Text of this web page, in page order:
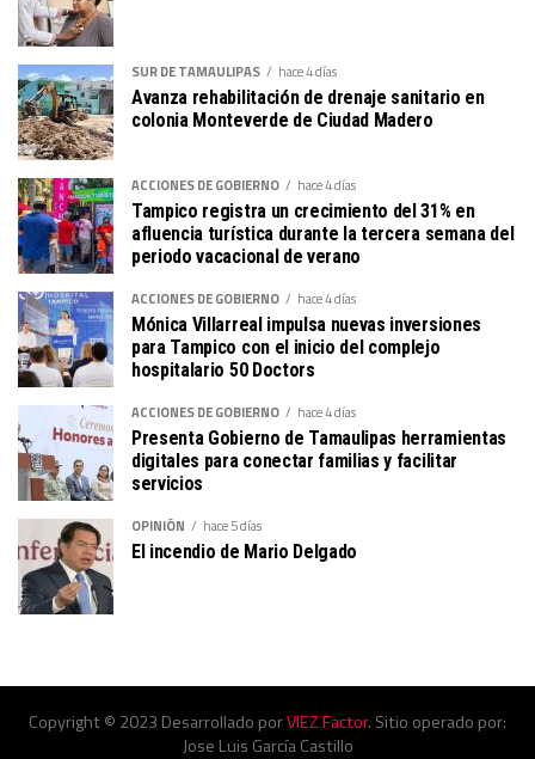
SUR DE TAMAULIPAS hace 4 días
Avanza rehabilitación de drenaje sanitario en
colonia Monteverde de Ciudad Madero
ACCIONES DE GOBIERNO hace 4 días
Tampico registra un crecimiento del 31% en
afluencia turística durante la tercera semana del
periodo vacacional de verano
ACCIONES DE GOBIERNO hace 4 días
Mónica Villarreal impulsa nuevas inversiones
para Tampico con el inicio del complejo
hospitalario 50 Doctors
ACCIONES DE GOBIERNO hace 4 días
Presenta Gobierno de Tamaulipas herramientas
digitales para conectar familias y facilitar
servicios
OPINIÓN hace 5 días
El incendio de Mario Delgado
Copyright © 2023 Desarrollado porVIEZ Factor. Sitio operado por:
Jose Luis García Castillo